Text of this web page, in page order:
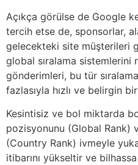
Açıkça görülse de Google
tercih etse de, sponsorlar,
gelecekteki site müşterileri
global sıralama sistemlerini
gönderimleri, bu tür
fazlasıyla hızlı ve belirgin
Kesintisiz ve bol miktarda
pozisyonunu (Global Rank)
(Country Rank) ivmeyle
itibarını yükseltir ve